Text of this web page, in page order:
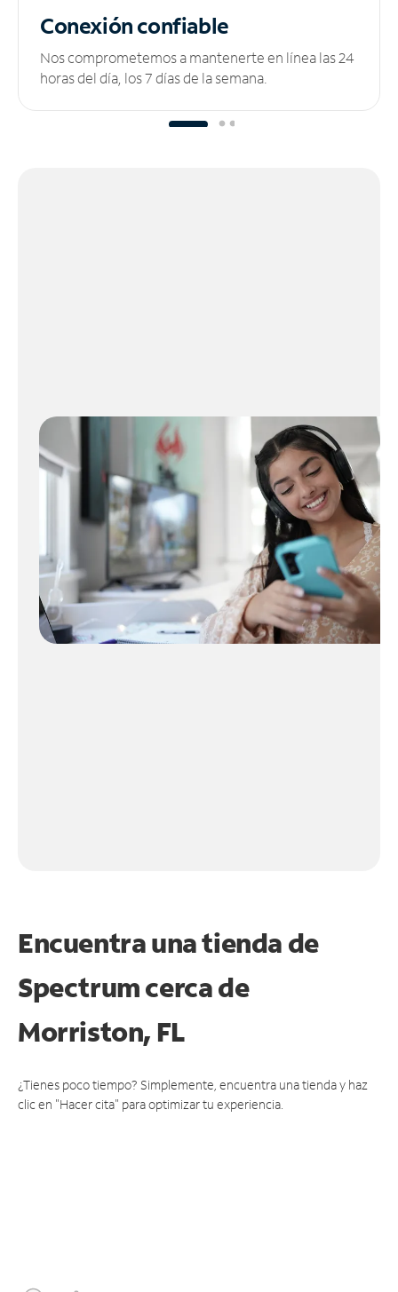
Conexión confiable
Nos comprometemos a mantenerte en línea las 24
horas del día, los 7 días de la semana.
Encuentra una tienda de
Spectrumcerca de
Morriston, FL
¿Tienes poco tiempo? Simplemente, encuentra una tienda y haz
clic en "Hacer cita" para optimizar tu experiencia.